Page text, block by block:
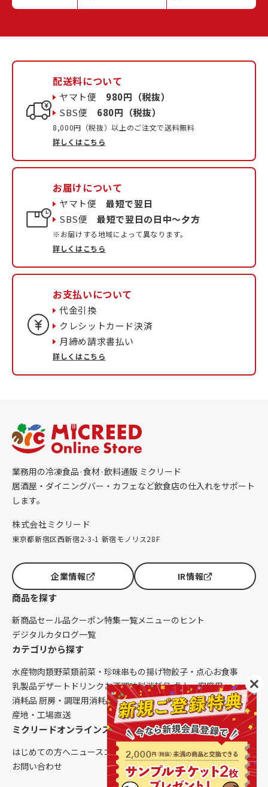
配送料について
ヤマト便 980円（税抜）
SBS便 680円（税抜）
8,000円（税抜）以上のご注文で送料無料
詳しくはこちら
お届けについて
ヤマト便最短で翌日
SBS便最短で翌日の日中〜夕方
※お届けする地域によって異なります。
詳しくはこちら
お支払いについて
代金引換
クレシットカード決済
月締め請求書払い
詳しくはこちら
業務用の冷凍食品·食材·飲料通販 ミクリード
居酒屋・ダイニングバー・カフェなど飲食店の仕入れをサポート
します。
株式会社ミクリード
東京都新宿区西新宿2-3-1 新宿モノリス28F
企業情報 IR情報
商品を探す
新商品セール品クーポン特集一覧メニューのヒント
デジタルカタログ一覧
カテゴリから探す
水産物肉類野菜類前菜・珍味串もの揚げ物餃子・点心お食事
乳製品デザート ドリンク お酒調味料消耗品 卓上・客席用
消耗品 厨房・調理用消耗品 クレンリネス生鮮品（配送便限定）
産地・工場直送
ミクリードオンラインストアについて
はじめての方へニュースコラムご利用ガイド会社概要
お問い合わせ